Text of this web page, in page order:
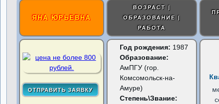
ЯНА ЮРЬЕВНА
ВОЗРАСТ |
ОБРАЗОВАНИЕ |
РАБОТА
Год рождения: 1987
Образование:
АмПГУ (гор.
Комсомольск-на-
Амуре)
Степень\Звание: